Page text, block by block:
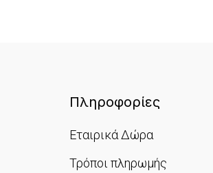
Πληροφορίες
Εταιρικά Δώρα
Τρόποι πληρωμής